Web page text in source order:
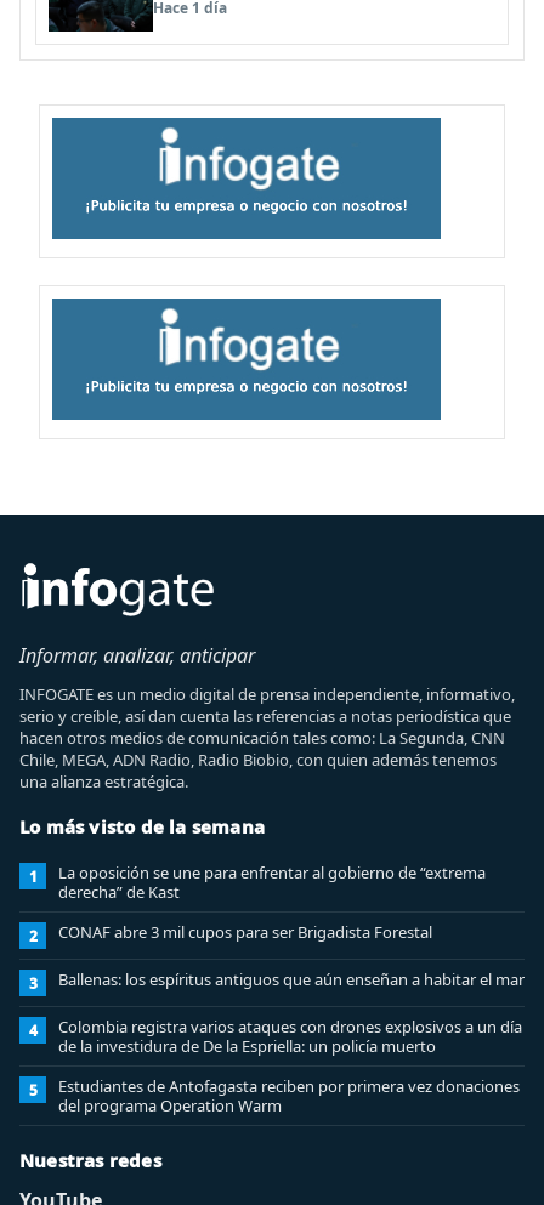
Hace 1 día
Informar, analizar, anticipar
INFOGATE es un medio digital de prensa independiente, informativo,
serio y creíble, así dan cuenta las referencias a notas periodística que
hacen otros medios de comunicación tales como: La Segunda, CNN
Chile, MEGA, ADN Radio, Radio Biobio, con quien además tenemos
una alianza estratégica.
Lo más visto de la semana
1
La oposición se une para enfrentar al gobierno de “extrema
derecha” de Kast
2 CONAF abre 3 mil cupos para ser Brigadista Forestal
3 Ballenas: los espíritus antiguos que aún enseñan a habitar el mar
4
Colombia registra varios ataques con drones explosivos a un día
de la investidura de De la Espriella: un policía muerto
5
Estudiantes de Antofagasta reciben por primera vez donaciones
del programa Operation Warm
Nuestras redes